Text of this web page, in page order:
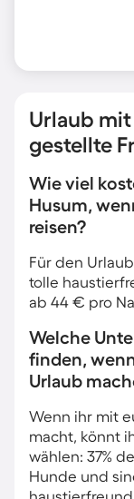
Urlaub
gestellte
Wie viel
Husum,
reisen?
Für den
tolle
ab 44 € pro
Welche
finden,
Urlaub
Wenn ihr mit
macht, könnt
wählen: 37%
Hunde und